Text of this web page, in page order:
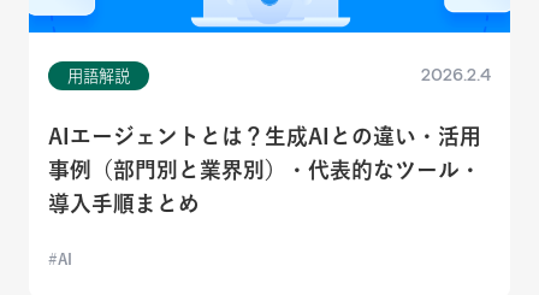
用語解説 2026.2.4
AIエージェントとは？生成AIとの違い・活用
事例（部門別と業界別）・代表的なツール・
導入手順まとめ
AI